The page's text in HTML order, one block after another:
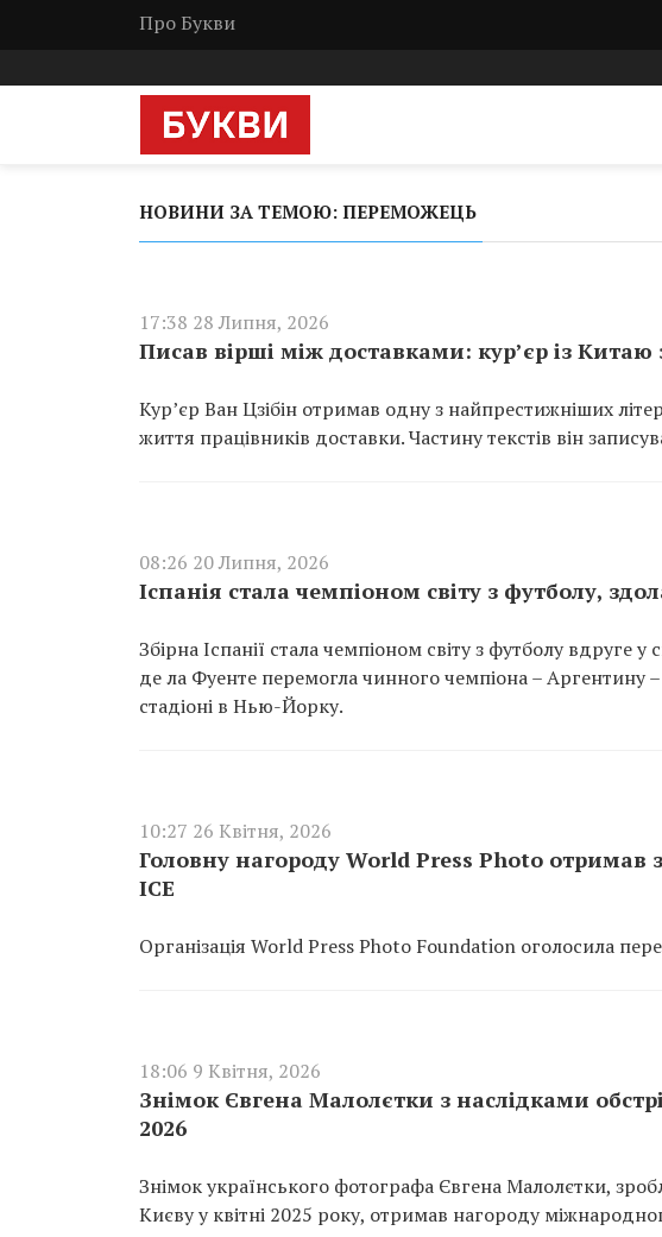
Про Букви
НОВИНИ ЗА ТЕМОЮ: ПЕРЕМОЖЕЦЬ
17:38 28 Липня, 2026
Писав вірші між доставками: кур’єр із
Кур’єр Ван Цзібін отримав одну з найпрестижніших
життя працівників доставки. Частину текстів він
08:26 20 Липня, 2026
Іспанія стала чемпіоном світу з футболу,
Збірна Іспанії стала чемпіоном світу з футболу вдруге
де ла Фуенте перемогла чинного чемпіона – Аргентину
стадіоні в Нью-Йорку.
10:27 26 Квітня, 2026
Головну нагороду World Press Photo
ICE
Організація World Press Photo Foundation оголосила
18:06 9 Квітня, 2026
Знімок Євгена Малолєтки з наслідками
2026
Знімок українського фотографа Євгена Малолєтки,
Києву у квітні 2025 року, отримав нагороду